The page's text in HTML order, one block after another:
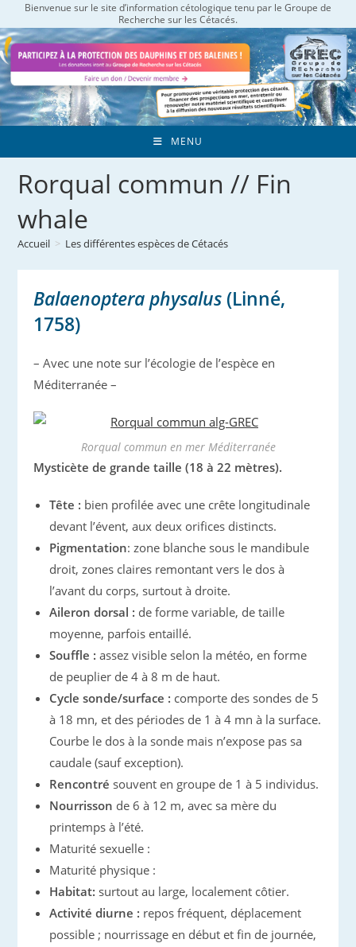
to
content
Bienvenue sur le site d’information cétologique tenu par le Groupe de
Recherche sur les Cétacés.
MENU
Rorqual commun // Fin
whale
Accueil > Les différentes espèces de Cétacés
Balaenoptera physalus (Linné,
1758)
– Avec une note sur l’écologie de l’espèce en
Méditerranée –
Rorqual commun en mer Méditerranée
Mysticète de grande taille (18 à 22 mètres).
Tête : bien profilée avec une crête longitudinale
devant l’évent, aux deux orifices distincts.
Pigmentation: zone blanche sous le mandibule
droit, zones claires remontant vers le dos à
l’avant du corps, surtout à droite.
Aileron dorsal : de forme variable, de taille
moyenne, parfois entaillé.
Souffle : assez visible selon la météo, en forme
de peuplier de 4 à 8 m de haut.
Cycle sonde/surface : comporte des sondes de 5
à 18 mn, et des périodes de 1 à 4 mn à la surface.
Courbe le dos à la sonde mais n’expose pas sa
caudale (sauf exception).
Rencontrésouvent en groupe de 1 à 5 individus.
Nourrisson de 6 à 12 m, avec sa mère du
printemps à l’été.
Maturité sexuelle :
Maturité physique :
Habitat: surtout au large, localement côtier.
Activité diurne : repos fréquent, déplacement
possible ; nourrissage en début et fin de journée,